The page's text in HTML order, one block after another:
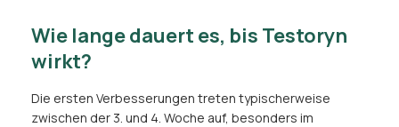
Wie lange dauert es, bis Testoryn
wirkt?
Die ersten Verbesserungen treten typischerweise
zwischen der 3. und 4. Woche auf, besonders im